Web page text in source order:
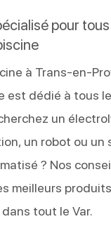
pour
à Trans-en-
est dédié à tous
un
un robot ou un
? Nos
meilleurs
tout le Var.